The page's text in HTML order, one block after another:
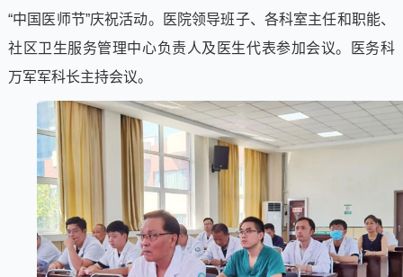
“中国医师节”庆祝活动。医院领导班子、各科室主任和职能、
社区卫生服务管理中心负责人及医生代表参加会议。医务科
万军军科长主持会议。